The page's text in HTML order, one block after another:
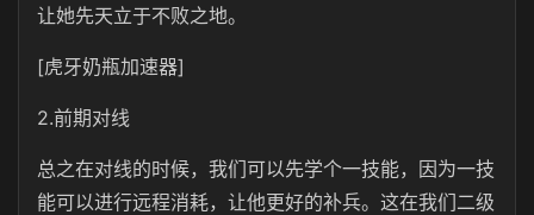
让她先天立于不败之地。
[虎牙奶瓶加速器]
2.前期对线
总之在对线的时候，我们可以先学个一技能，因为一技
能可以进行远程消耗，让他更好的补兵。这在我们二级